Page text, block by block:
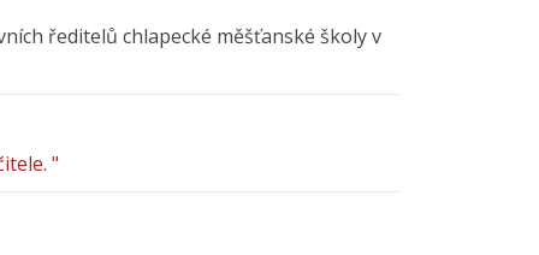
ředitelů chlapecké měšťanské školy v
"